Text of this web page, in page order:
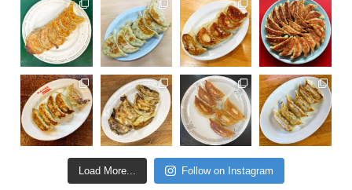
Load More... Follow on Instagram